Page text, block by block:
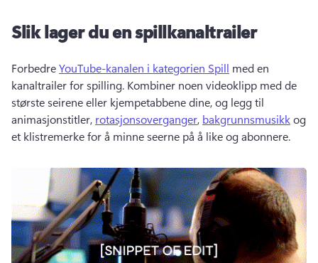
Slik lager du en spillkanaltrailer
Forbedre YouTube-kanalen i kategorien Spill med en
kanaltrailer for spilling. Kombiner noen videoklipp med de
største seirene eller kjempetabbene dine, og legg til
animasjonstitler, rotasjonsoverganger, bakgrunnsmusikk og
et klistremerke for å minne seerne på å like og abonnere.